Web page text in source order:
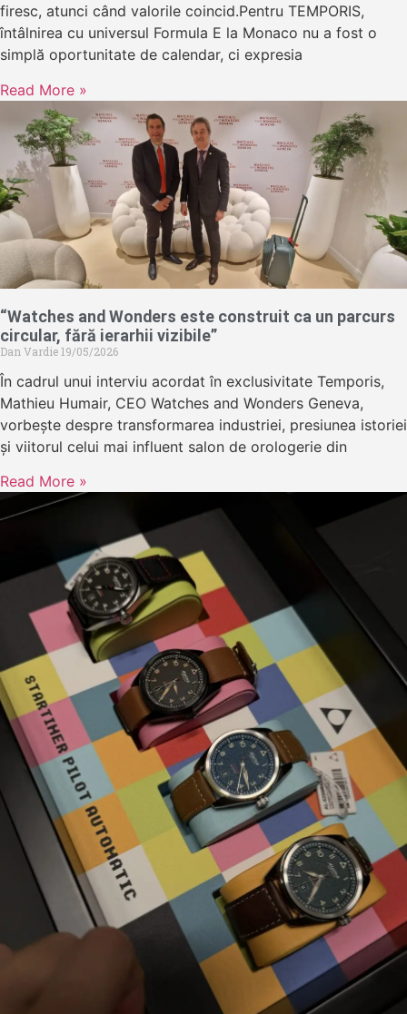
firesc, atunci când valorile coincid.Pentru TEMPORIS,
întâlnirea cu universul Formula E la Monaco nu a fost o
simplă oportunitate de calendar, ci expresia
Read More »
“Watches and Wonders este construit ca un parcurs
circular, fără ierarhii vizibile”
Dan Vardie19/05/2026
În cadrul unui interviu acordat în exclusivitate Temporis,
Mathieu Humair, CEO Watches and Wonders Geneva,
vorbește despre transformarea industriei, presiunea istoriei
și viitorul celui mai influent salon de orologerie din
Read More »